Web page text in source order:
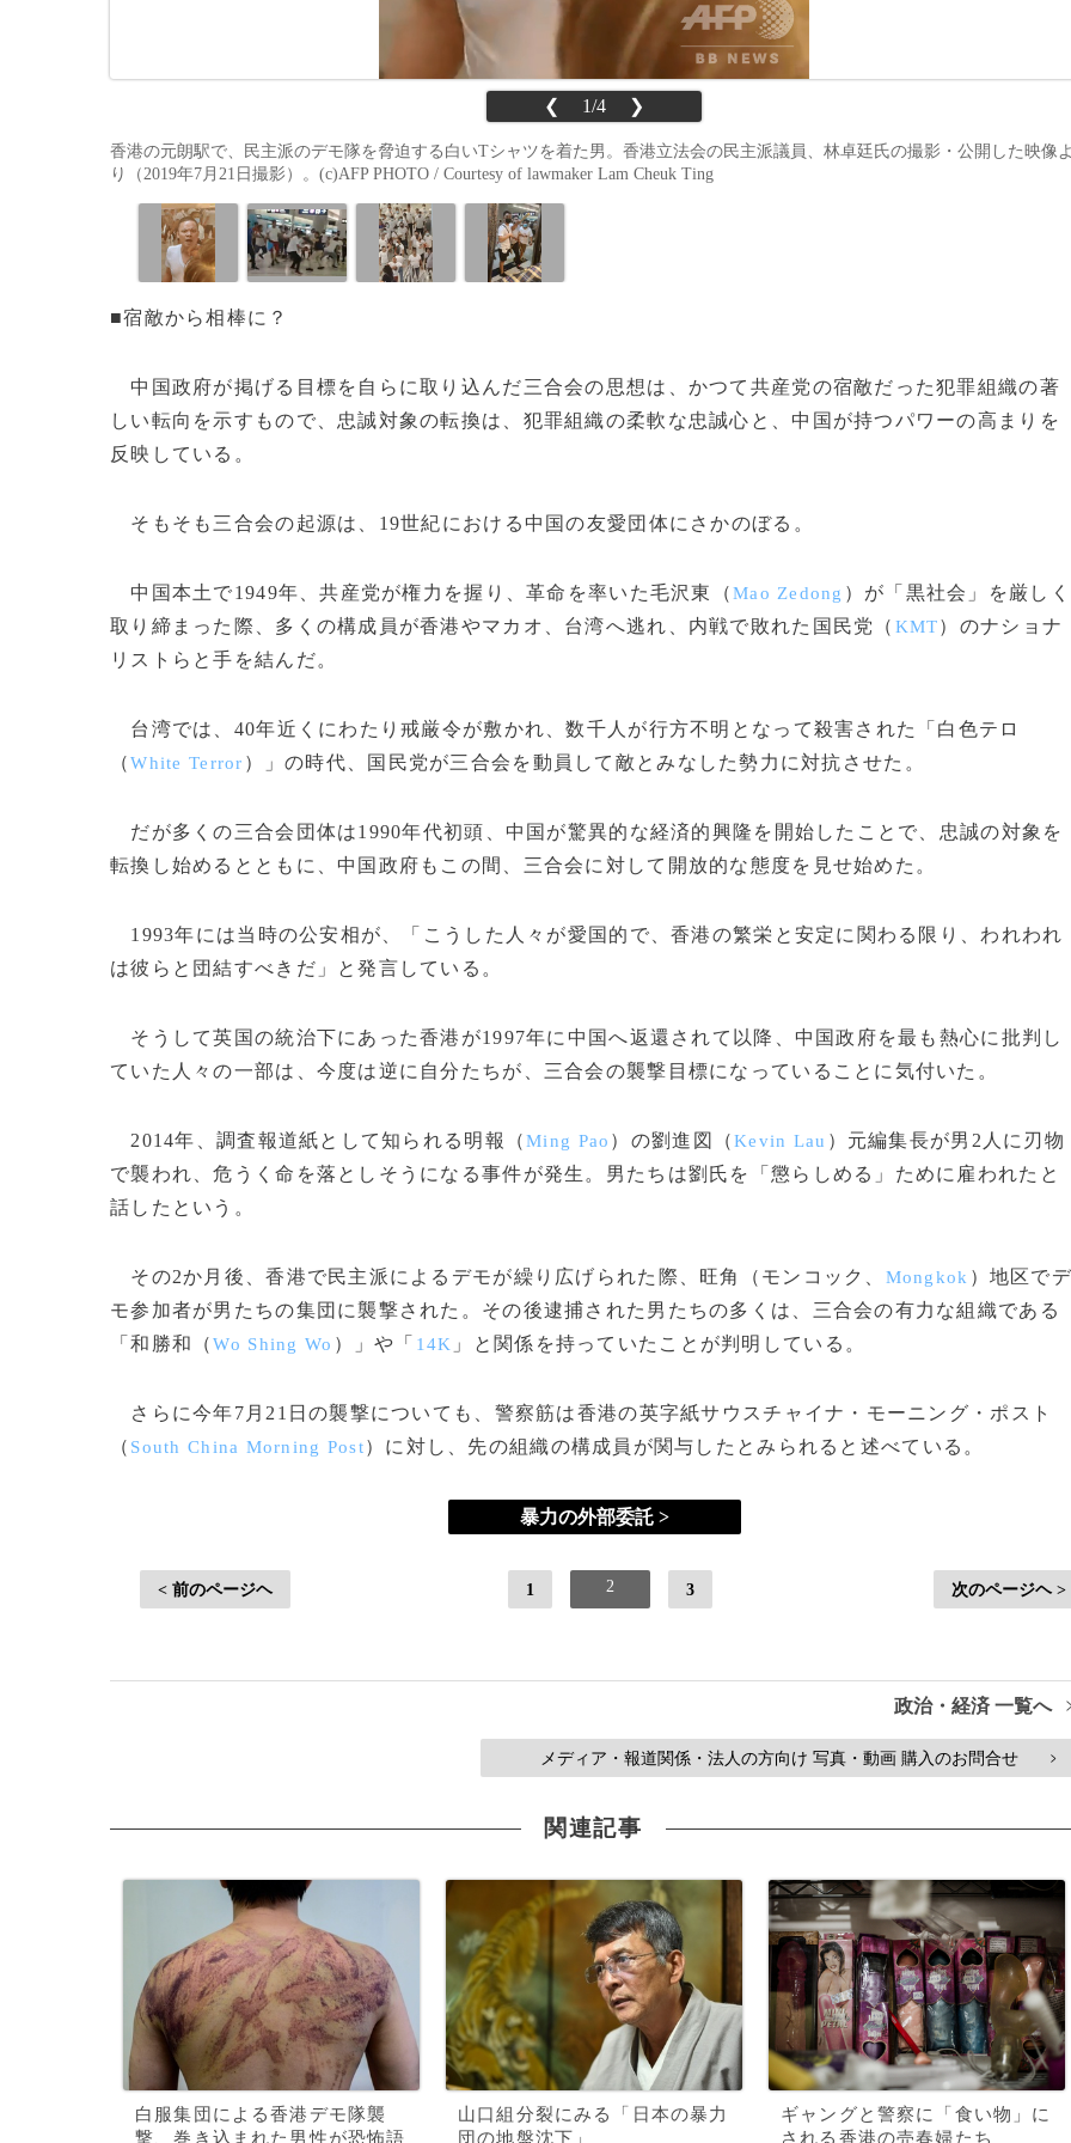
❮ 1/4 ❯
香港の元朗駅で、民主派のデモ隊を脅迫する白いTシャツを着た男。香港立法会の民主派議員、林卓廷氏の撮影・公開した映像
り（2019年7月21日撮影）。(c)AFP PHOTO / Courtesy of lawmaker Lam Cheuk Ting
■宿敵から相棒に？
中国政府が掲げる目標を自らに取り込んだ三合会の思想は、かつて共産党の宿敵だった犯罪組織の著
しい転向を示すもので、忠誠対象の転換は、犯罪組織の柔軟な忠誠心と、中国が持つパワーの高まりを
反映している。
そもそも三合会の起源は、19世紀における中国の友愛団体にさかのぼる。
中国本土で1949年、共産党が権力を握り、革命を率いた毛沢東（Mao Zedong ）が「黒社会」を厳しく
取り締まった際、多くの構成員が香港やマカオ、台湾へ逃れ、内戦で敗れた国民党（ KMT）のナショナ
リストらと手を結んだ。
台湾では、40年近くにわたり戒厳令が敷かれ、数千人が行方不明となって殺害された「白色テロ
（White Terror ）」の時代、国民党が三合会を動員して敵とみなした勢力に対抗させた。
だが多くの三合会団体は1990年代初頭、中国が驚異的な経済的興隆を開始したことで、忠誠の対象を
転換し始めるとともに、中国政府もこの間、三合会に対して開放的な態度を見せ始めた。
1993年には当時の公安相が、「こうした人々が愛国的で、香港の繁栄と安定に関わる限り、われわれ
は彼らと団結すべきだ」と発言している。
そうして英国の統治下にあった香港が1997年に中国へ返還されて以降、中国政府を最も熱心に批判し
ていた人々の一部は、今度は逆に自分たちが、三合会の襲撃目標になっていることに気付いた。
2014年、調査報道紙として知られる明報（Ming Pao ）の劉進図（Kevin Lau ）元編集長が男2人に刃物
で襲われ、危うく命を落としそうになる事件が発生。男たちは劉氏を「懲らしめる」ために雇われたと
話したという。
その2か月後、香港で民主派によるデモが繰り広げられた際、旺角（モンコック、 Mongkok ）地区で
モ参加者が男たちの集団に襲撃された。その後逮捕された男たちの多くは、三合会の有力な組織である
「和勝和（Wo Shing Wo ）」や「 14K 」と関係を持っていたことが判明している。
さらに今年7月21日の襲撃についても、警察筋は香港の英字紙サウスチャイナ・モーニング・ポスト
（ South China Morning Post）に対し、先の組織の構成員が関与したとみられると述べている。
暴力の外部委託 >
< 前のページヘ 1 2 3 次のページヘ >
政治・経済 一覧へ
メディア・報道関係・法人の方向け 写真・動画 購入のお問合せ >
関連記事
白服集団による香港デモ隊襲
撃、巻き込まれた男性が恐怖語
山口組分裂にみる「日本の暴力
団の地盤沈下」
ギャングと警察に「食い物」に
される香港の売春婦たち